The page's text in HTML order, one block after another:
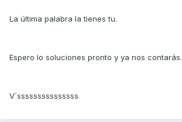
La última palabra la tienes tu.
Espero lo soluciones pronto y ya nos contarás.
V´sssssssssssssss